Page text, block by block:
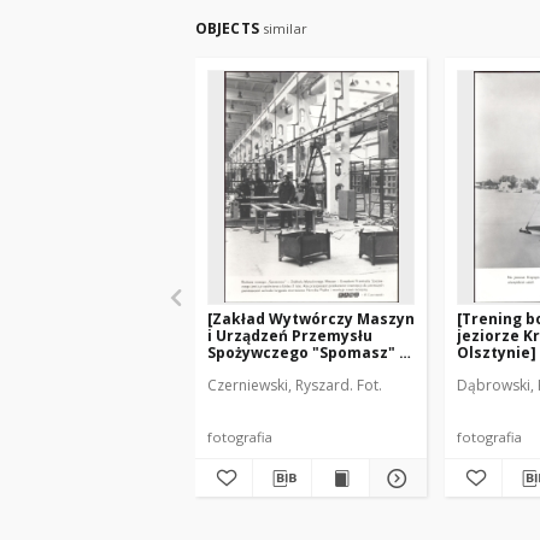
OBJECTS similar
[Zakład Wytwórczy Maszyn
i Urządzeń Przemysłu
Spożywczego "Spomasz" w
Czerniewski, Ryszard. Fot.
fotografia
[Trening
jeziorze
Olsztynie]
Dąbrowski,
fotografia